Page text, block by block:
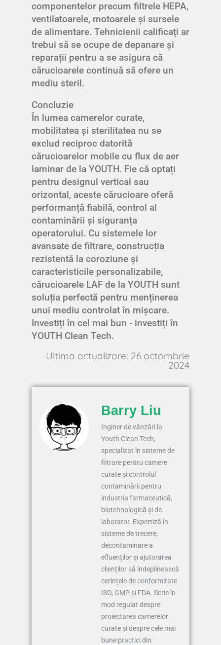
componentelor precum filtrele HEPA,
ventilatoarele, motoarele și sursele
de alimentare. Tehnicienii calificați ar
trebui să se ocupe de depanare și
reparații pentru a se asigura că
cărucioarele continuă să ofere un
mediu steril.
Concluzie
În lumea camerelor curate,
mobilitatea și sterilitatea nu se
exclud reciproc datorită
cărucioarelor mobile cu flux de aer
laminar de la YOUTH. Fie că optați
pentru designul vertical sau
orizontal, aceste cărucioare oferă
performanță fiabilă, control al
contaminării și siguranța
operatorului. Cu sistemele lor
avansate de filtrare, construcția
rezistentă la coroziune și
caracteristicile personalizabile,
cărucioarele LAF de la YOUTH sunt
soluția perfectă pentru menținerea
unui mediu controlat în mișcare.
Investiți în cel mai bun - investiți în
YOUTH Clean Tech.
Ultima actualizare: 26 octombrie
2024
Barry Liu
Inginer de vânzări la
Youth Clean Tech,
specializat în sisteme de
filtrare pentru camere
curate și controlul
contaminării pentru
industria farmaceutică,
biotehnologică și de
laborator. Expertiză în
sisteme de trecere,
decontaminare a
efluenților și ajutorarea
clienților să îndeplinească
cerințele de conformitate
ISO, GMP și FDA. Scrie în
mod regulat despre
proiectarea camerelor
curate și despre cele mai
bune practici din